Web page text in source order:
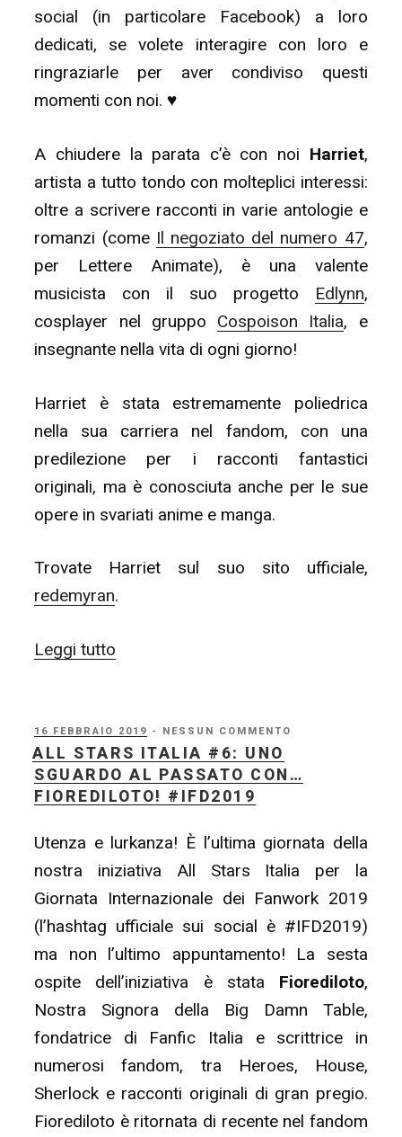
social (in particolare Facebook) a loro
dedicati, se volete interagire con loro e
ringraziarle per aver condiviso questi
momenti con noi. ♥
A chiudere la parata c’è con noi Harriet,
artista a tutto tondo con molteplici interessi:
oltre a scrivere racconti in varie antologie e
romanzi (come Il negoziato del numero 47,
per Lettere Animate), è una valente
musicista con il suo progetto
Edlynn,
cosplayer nel gruppo Cospoison Italia, e
insegnante nella vita di ogni giorno!
Harriet è stata estremamente poliedrica
nella sua carriera nel fandom, con una
predilezione per i racconti fantastici
originali, ma è conosciuta anche per le sue
opere in svariati anime e manga.
Trovate Harriet sul suo sito ufficiale,
redemyran.
Leggi tutto
#7:
gran
finale
Harriet!
#IFD2019”
PUBBLICATO
IL
16 FEBBRAIO 2019 - NESSUN COMMENTO
ALL STARS ITALIA #6: UNO
SGUARDO AL PASSATO CON…
FIOREDILOTO! #IFD2019
Utenza e lurkanza! È l’ultima giornata della
nostra iniziativa All Stars Italia per la
Giornata Internazionale dei Fanwork 2019
(l’hashtag ufficiale sui social è #IFD2019)
ma non l’ultimo appuntamento! La sesta
ospite dell’iniziativa è stata Fiorediloto,
Nostra Signora della Big Damn Table,
fondatrice di Fanfic Italia e scrittrice in
numerosi fandom, tra Heroes, House,
Sherlock e racconti originali di gran pregio.
Fiorediloto è ritornata di recente nel fandom